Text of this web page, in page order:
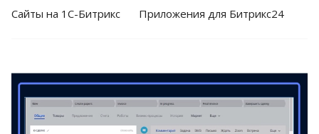
Cайты на 1С-Битрикс Приложения для Битрикс24